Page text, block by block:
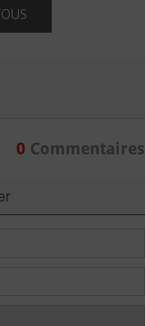
0Commentaires